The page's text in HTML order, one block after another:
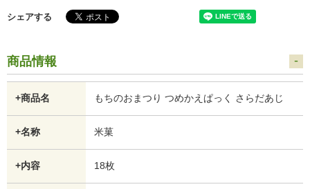
シェアする
商品情報
+商品名 もちのおまつり つめかえぱっく さらだあじ
+名称 米菓
+内容 18枚